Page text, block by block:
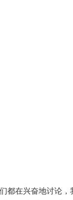
都在兴奋地讨论，